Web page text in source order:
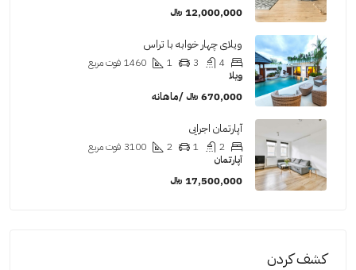
12,000,000 ﷼
ویلای چهار خوابه با تراس
4
3
1
1460 فوت مربع
ویلا
670,000 ﷼ /ماهانه
آپارتمان اجرایی
2
1
2
3100 فوت مربع
آپارتمان
17,500,000 ﷼
كشف كردن